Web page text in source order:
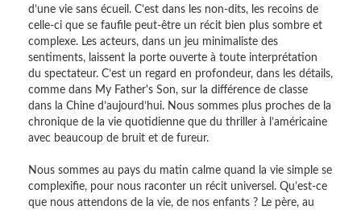
d’une vie sans écueil. C’est dans les non-dits, les recoins de
celle-ci que se faufile peut-être un récit bien plus sombre et
complexe. Les acteurs, dans un jeu minimaliste des
sentiments, laissent la porte ouverte à toute interprétation
du spectateur. C’est un regard en profondeur, dans les détails,
comme dans My Father's Son, sur la différence de classe
dans la Chine d’aujourd’hui. Nous sommes plus proches de la
chronique de la vie quotidienne que du thriller à l’américaine
avec beaucoup de bruit et de fureur.
Nous sommes au pays du matin calme quand la vie simple se
complexifie, pour nous raconter un récit universel. Qu’est-ce
que nous attendons de la vie, de nos enfants ? Le père, au